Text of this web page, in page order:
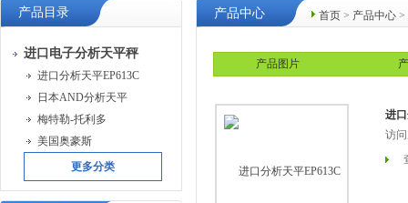
产品目录
进口电子分析天平秤
进口分析天平EP613C
日本AND分析天平
梅特勒-托利多
美国奥豪斯
更多分类
首页 > 产品中心 >
产品中心
产品图片
进
访